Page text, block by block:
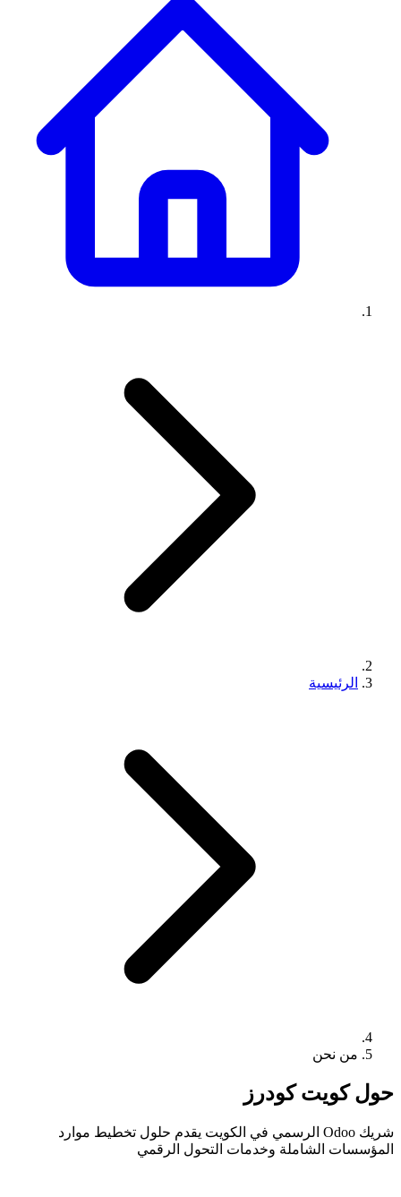
الرئيسية
من نحن
حول كويت كودرز
شريك Odoo الرسمي في الكويت يقدم حلول تخطيط موارد
المؤسسات الشاملة وخدمات التحول الرقمي